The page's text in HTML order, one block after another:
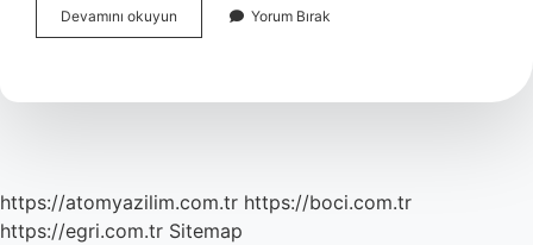
Devamını okuyun
Kitap
Ile
Yorum Bırak
https://atomyazilim.com.tr https://boci.com.tr
https://egri.com.tr Sitemap